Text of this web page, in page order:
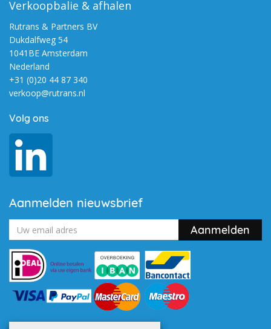
Verkoopbalie & afhalen
Rutrans & Partners BV
Dukdalfweg 54
1041BE Amsterdam
Nederland
+31 (0)20 44 87 340
verkoop@rutrans.nl
Volg ons
Aanmelden nieuwsbrief